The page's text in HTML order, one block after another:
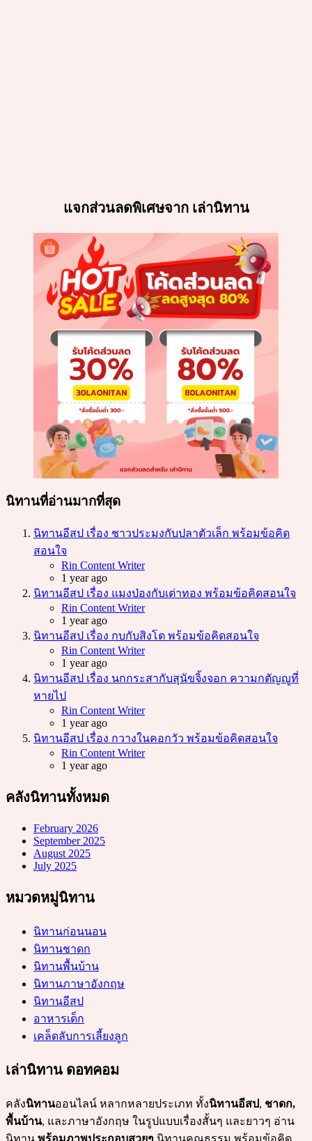
แจกส่วนลดพิเศษจาก เล่านิทาน
นิทานที่อ่านมากที่สุด
นิทานอีสป เรื่อง ชาวประมงกับปลาตัวเล็ก พร้อมข้อคิด
สอนใจ
Posted
Rin Content Writer
1 year ago
นิทานอีสป เรื่อง แมงป่องกับเต่าทอง พร้อมข้อคิดสอนใจ
Posted
Rin Content Writer
1 year ago
นิทานอีสป เรื่อง กบกับสิงโต พร้อมข้อคิดสอนใจ
Posted
Rin Content Writer
1 year ago
นิทานอีสป เรื่อง นกกระสากับสุนัขจิ้งจอก ความกตัญญูที่
หายไป
Posted
Rin Content Writer
1 year ago
นิทานอีสป เรื่อง กวางในคอกวัว พร้อมข้อคิดสอนใจ
Posted
Rin Content Writer
1 year ago
คลังนิทานทั้งหมด
February 2026
September 2025
August 2025
July 2025
หมวดหมู่นิทาน
นิทานก่อนนอน
นิทานชาดก
นิทานพื้นบ้าน
นิทานภาษาอังกฤษ
นิทานอีสป
อาหารเด็ก
เคล็ดลับการเลี้ยงลูก
เล่านิทาน ดอทคอม
คลังนิทานออนไลน์ หลากหลายประเภท ทั้งนิทานอีสป, ชาดก,
พื้นบ้าน, และภาษาอังกฤษ ในรูปแบบเรื่องสั้นๆ และยาวๆ อ่าน